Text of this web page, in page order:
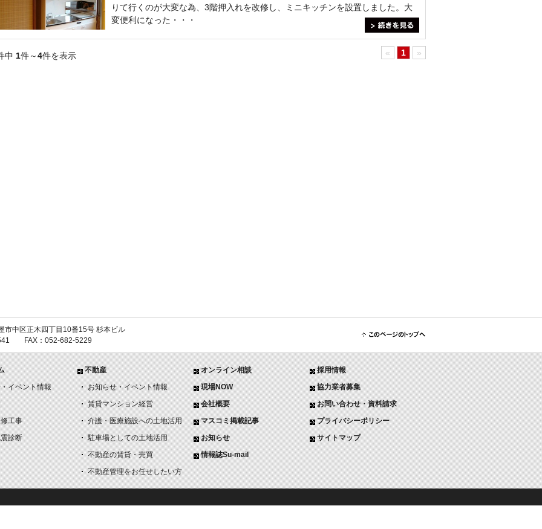
りて行くのが大変な為、3階押入れを改修し、ミニキッチンを設置しました。大
変便利になった・・・
中 1件～4件を表示 « 1 »
市中区正木四丁目10番15号 杉本ビル
FAX：052-682-5229
イベント情報
工事
診断
不動産
お知らせ・イベント情報
賃貸マンション経営
介護・医療施設への土地活用
駐車場としての土地活用
不動産の賃貸・売買
不動産管理をお任せしたい方
オンライン相談
現場NOW
会社概要
マスコミ掲載記事
お知らせ
情報誌Su-mail
採用情報
協力業者募集
お問い合わせ・資料請求
プライバシーポリシー
サイトマップ